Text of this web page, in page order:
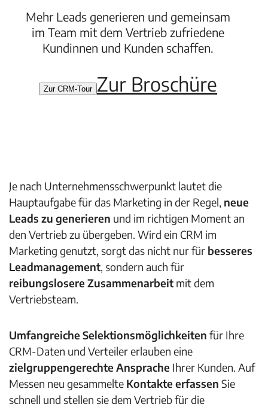
Mehr Leads generieren und gemeinsam
im Team mit dem Vertrieb zufriedene
Kundinnen und Kunden schaffen.
Zur CRM-Tour Zur Broschüre
Je nach Unternehmensschwerpunkt lautet die
Hauptaufgabe für das Marketing in der Regel, neue
Leads zu generieren und im richtigen Momentan
den Vertrieb zu übergeben. Wird ein CRM im
Marketing genutzt, sorgt das nicht nur für besseres
Leadmanagement, sondern auch für
reibungslosere Zusammenarbeit mit dem
Vertriebsteam.
Umfangreiche Selektionsmöglichkeiten für Ihre
CRM-Daten und Verteiler erlauben eine
zielgruppengerechte Ansprache Ihrer Kunden. Auf
Messen neu gesammelte Kontakte erfassen Sie
schnell und stellen sie dem Vertrieb für die